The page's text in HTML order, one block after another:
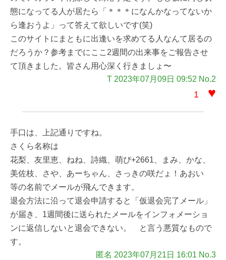
態になってる人が居たら「＊＊＊になんかなってないか
ら逢おうよ」って答えて欲しいです(笑)
このサイトにまともに出逢いを求めてる人なんて居るの
だろうか？参考までにここ2週間の出来事をご報告させ
て頂きました。皆さん用心深く行きましょ〜
T 2023年07月09日 09:52 No.2
1 ♥
手口は、上記通りですね。
さくら名称は
花梨、友里恵、ねね、詩織、萌ぴ+2661、まみ、かな、
美佐枝、さや、あーちゃん、さっきの咲だょ！あおい
等の名前でメールが飛んできます。
退会方法に沿って退会申請すると「仮退会完了メール」
が届き、1週間後に送られたメールをインフォメーショ
ンに返信しないと退会できない。 と言う悪質なもので
す。
匿名 2023年07月21日 16:01 No.3